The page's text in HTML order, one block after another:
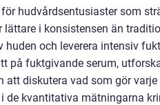
hudvårdsentusiaster som
i konsistensen än
och leverera intensiv
på fuktgivande serum,
diskutera vad som gör
kvantitativa mätningarna